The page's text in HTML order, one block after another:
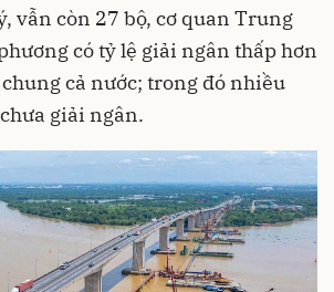
vẫn còn 27 bộ, cơ quan Trung
có tỷ lệ giải ngân thấp hơn
cả nước; trong đó nhiều
giải ngân.